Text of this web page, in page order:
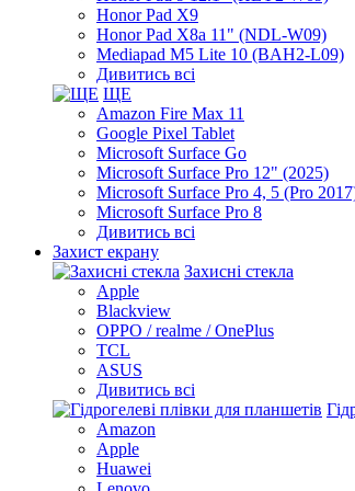
Honor Pad X9
Honor Pad X8a 11" (NDL-W09)
Mediapad M5 Lite 10 (BAH2-L09)
Дивитись всі
ЩЕ
Amazon Fire Max 11
Google Pixel Tablet
Microsoft Surface Go
Microsoft Surface Pro 12" (2025)
Microsoft Surface Pro 4, 5 (Pro
Microsoft Surface Pro 8
Дивитись всі
Захист екрану
Захисні стекла
Apple
Blackview
OPPO / realme / OnePlus
TCL
ASUS
Дивитись всі
Amazon
Apple
Huawei